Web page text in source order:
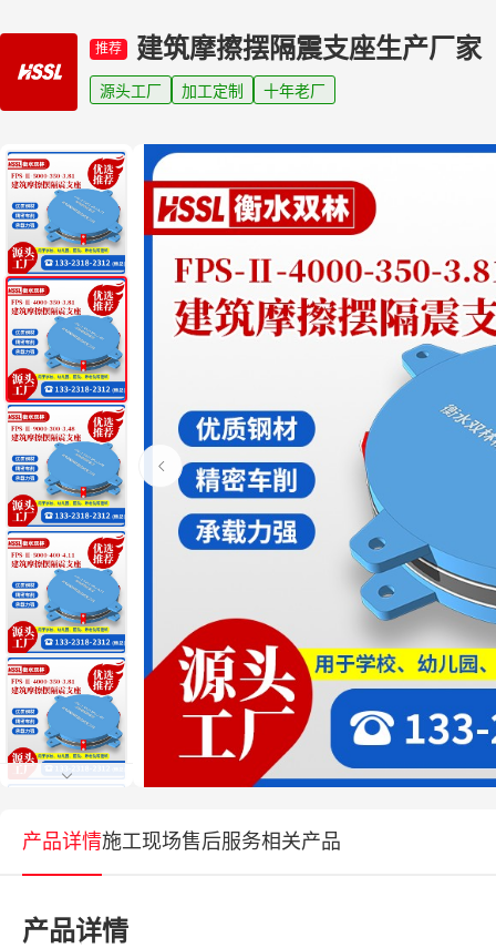
推荐 建筑摩擦摆隔震支座生产厂家
源头工厂 加工定制 十年老厂
产品详情施工现场售后服务相关产品
产品详情